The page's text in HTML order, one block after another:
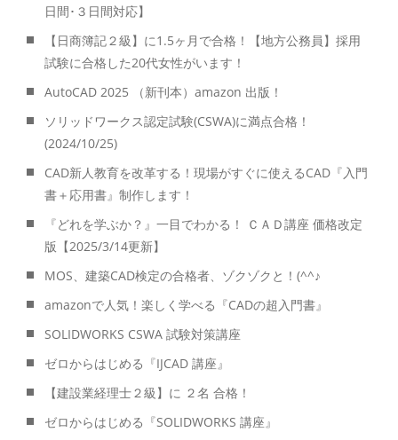
日間･３日間対応】
【日商簿記２級】に1.5ヶ月で合格！【地方公務員】採用
試験に合格した20代女性がいます！
AutoCAD 2025 （新刊本）amazon 出版！
ソリッドワークス認定試験(CSWA)に満点合格！
(2024/10/25)
CAD新人教育を改革する！現場がすぐに使えるCAD『入門
書＋応用書』制作します！
『どれを学ぶか？』一目でわかる！ ＣＡＤ講座 価格改定
版【2025/3/14更新】
MOS、建築CAD検定の合格者、ゾクゾクと！(^^♪
amazonで人気！楽しく学べる『CADの超入門書』
SOLIDWORKS CSWA 試験対策講座
ゼロからはじめる『IJCAD 講座』
【建設業経理士２級】に ２名 合格！
ゼロからはじめる『SOLIDWORKS 講座』